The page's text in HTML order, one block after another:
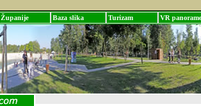
Županije Baza slika Turizam VR panorame